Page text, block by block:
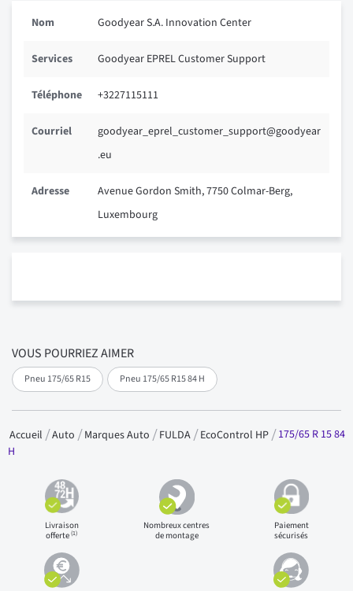
VOUS POURRIEZ AIMER
Pneu 175/65 R15 Pneu 175/65 R15 84 H
Nom Goodyear S.A. Innovation Center
Services Goodyear EPREL Customer Support
Téléphone +3227115111
Courriel
goodyear_eprel_customer_support@goodyear
.eu
Adresse
Avenue Gordon Smith, 7750 Colmar-Berg,
Luxembourg
Accueil Auto Marques Auto FULDA EcoControl HP
175/65 R 15 84
H
Livraison
offerte(1)
Nombreux centres
de montage
Paiement
sécurisés